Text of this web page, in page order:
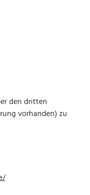
den dritten
vorhanden) zu